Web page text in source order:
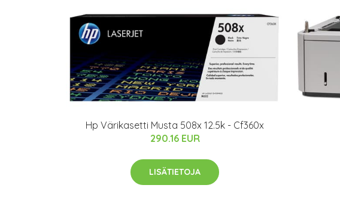
Hp Värikasetti Musta 508x 12.5k - Cf360x
290.16 EUR
LISÄTIETOJA